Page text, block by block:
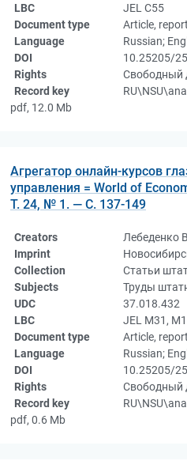
LBC
JEL С55
Document type
Article, report
Language
Russian;
DOI
10.25205/
Rights
Свободный
Record key
pdf, 12.0 Mb
Агрегатор онлайн-курсов
управления = World of
Т. 24, № 1. — С. 137-149
Creators
Лебеденко
Imprint
Collection
Статьи
Subjects
Труды
UDC
37.018.432
LBC
JEL М31,
Document type
Article, report
Language
Russian;
DOI
10.25205/
Rights
Свободный
Record key
pdf, 0.6 Mb